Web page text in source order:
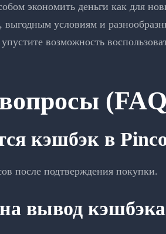
экономить деньги как для
выгодным условиям и
возможность
кэшбэк в
после подтверждения покупки.
вывод